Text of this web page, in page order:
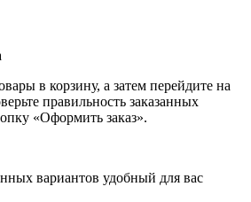
в корзину, а затем перейдите на
правильность заказанных
«Оформить заказ».
вариантов удобный для вас